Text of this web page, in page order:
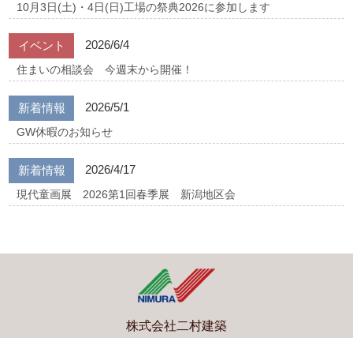
10月3日(土)・4日(日)工場の祭典2026に参加します
イベント 2026/6/4
住まいの相談会 今週末から開催！
新着情報 2026/5/1
GW休暇のお知らせ
新着情報 2026/4/17
現代童画展 2026第1回春季展 新潟地区会
株式会社二村建築